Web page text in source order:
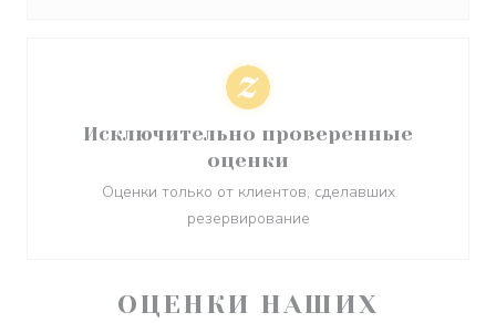
ОЦЕНКИ НАШИХ
Исключительно проверенные
оценки
Оценки только от клиентов, сделавших
резервирование